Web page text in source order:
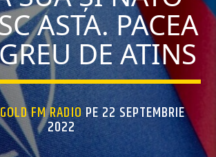
ASTA. PACEA
DE ATINS
GOLD FM RADIOPE 22 SEPTEMBRIE
2022